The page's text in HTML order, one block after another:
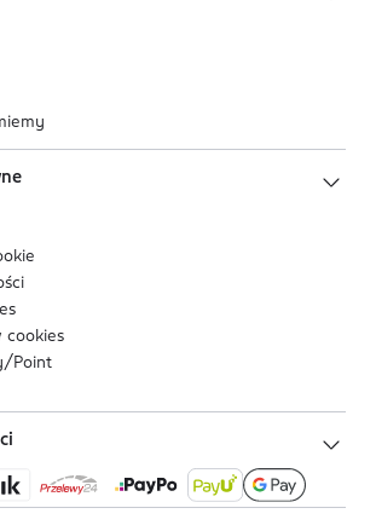
cookies
Point